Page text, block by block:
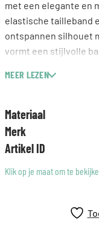
met een elegante en
elastische tailleband
ontspannen silhouet
vormt een stijlvolle
Wide fit
Steekzakken
Gemaakt van Medium
Elastaan)
Binnenbeenlengte: 81
Bruin geeft je look
neutrale tinten zoals
MEER LEZEN
Materiaal
Merk
Artikel ID
Klik op je maat om te